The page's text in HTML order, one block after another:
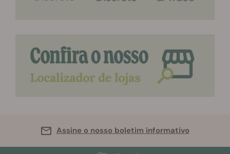
Assine o nosso boletim informativo